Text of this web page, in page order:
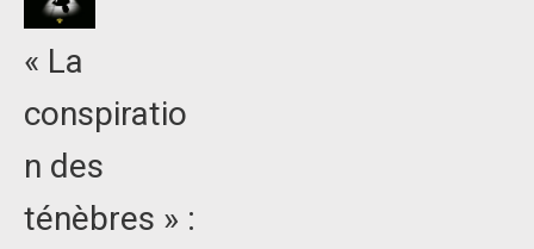
« La
conspiratio
n des
ténèbres » :